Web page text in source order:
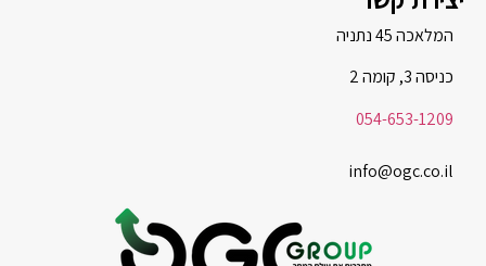
המלאכה 45 נתניה
כניסה 3, קומה 2
054-653-1209
info@ogc.co.il